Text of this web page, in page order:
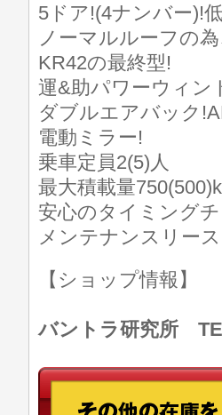
5ドア!(4ナンバー)!
ノーマルルーフの
KR42の最終型!
運&助パワーウィン
ダブルエアバック
電動ミラー!
乗車定員2(5)人
最大積載量
安心のタイミング
メンテナンスリー
【ショップ情報】
バントラ研究所